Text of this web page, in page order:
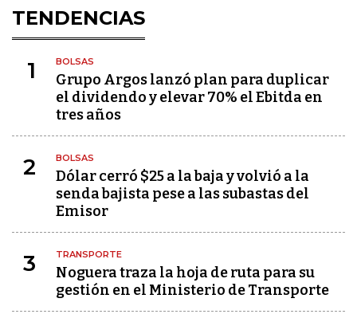
TENDENCIAS
1 BOLSAS
Grupo Argos lanzó plan para duplicar
el dividendo y elevar 70% el Ebitda en
tres años
2 BOLSAS
Dólar cerró $25 a la baja y volvió a la
senda bajista pese a las subastas del
Emisor
3 TRANSPORTE
Noguera traza la hoja de ruta para su
gestión en el Ministerio de Transporte